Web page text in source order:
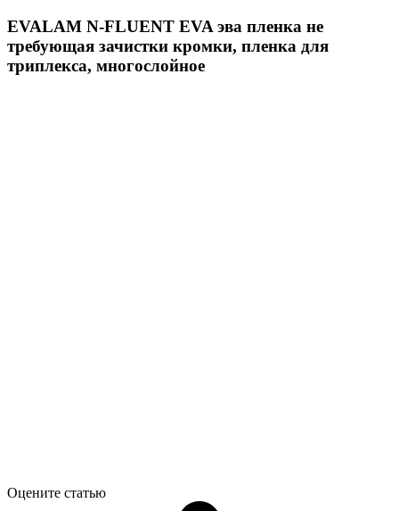
EVALAM N-FLUENT EVA эва пленка не
требующая зачистки кромки, пленка для
триплекса, многослойное
Оцените статью